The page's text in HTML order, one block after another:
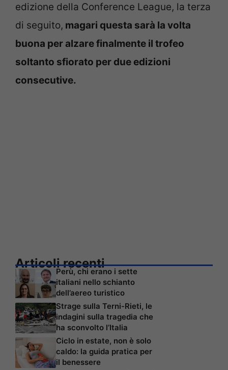
edizione della Conference League, la terza
di seguito, magari questa sarà la volta
buona per alzare finalmente il trofeo
soltanto sfiorato per due edizioni
consecutive.
Articoli recenti
Perù, chi erano i sette
italiani nello schianto
dell’aereo turistico
Strage sulla Terni-Rieti, le
indagini sulla tragedia che
ha sconvolto l’Italia
Ciclo in estate, non è solo
caldo: la guida pratica per
il benessere